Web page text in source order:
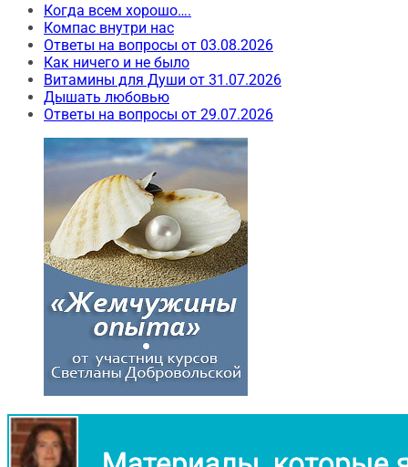
Когда всем хорошо….
Компас внутри нас
Ответы на вопросы от 03.08.2026
Как ничего и не было
Витамины для Души от 31.07.2026
Дышать любовью
Ответы на вопросы от 29.07.2026